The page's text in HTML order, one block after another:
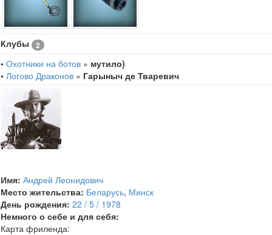
Клубы 2
• Охотники на ботов » мутило)
• Логово Драконов » Гарыныч де Тваревич
Имя: Андрей Леонидович
Место жительства: Беларусь, Минск
День рождения: 22 / 5 / 1978
Немного о себе и для себя:
Карта фриленда: